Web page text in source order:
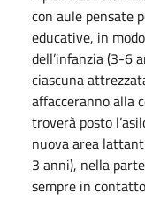
con aule pensate
educative, in
dell’infanzia (3-6
ciascuna
affacceranno alla
troverà posto
nuova area
3 anni), nella
sempre in